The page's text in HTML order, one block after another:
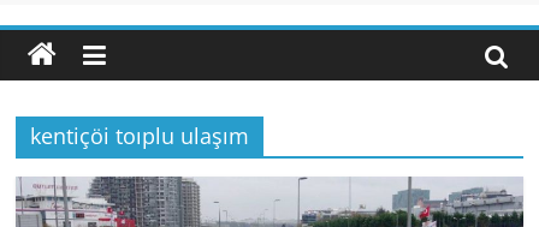
kentiçöi toıplu ulaşım